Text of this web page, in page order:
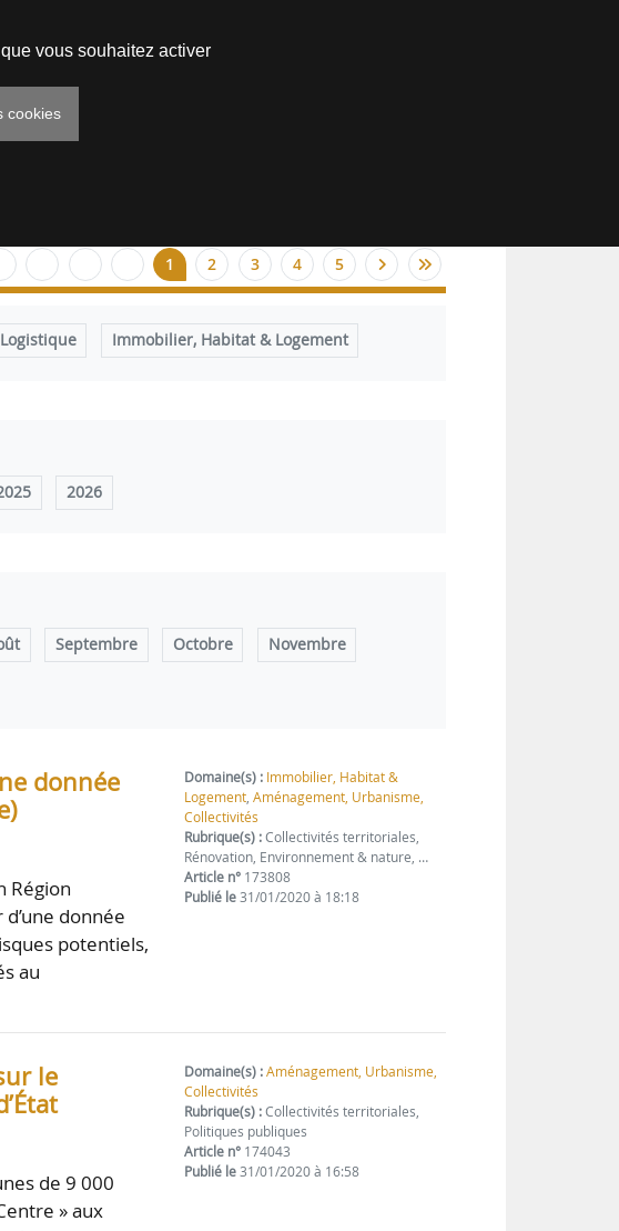
1 2 3 4 5
Immobilier, Habitat & Logement
2026
Septembre Octobre Novembre
donnée
Région
donnée
potentiels,
au
Domaine(s) : Immobilier, Habitat &
Logement,Aménagement, Urbanisme,
Collectivités
Rubrique(s) :Collectivités territoriales,
Rénovation, Environnement & nature, …
Article n° 173808
Publié le31/01/2020 à 18:18
le
de 9 000
» aux
Domaine(s) : Aménagement, Urbanisme,
Collectivités
Rubrique(s) :Collectivités territoriales,
Politiques publiques
Article n° 174043
Publié le31/01/2020 à 16:58
vous souhaitez activer
cookies